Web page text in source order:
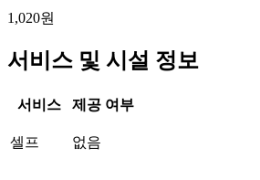
1,020원
서비스 및 시설 정보
서비스 제공 여부
셀프 없음